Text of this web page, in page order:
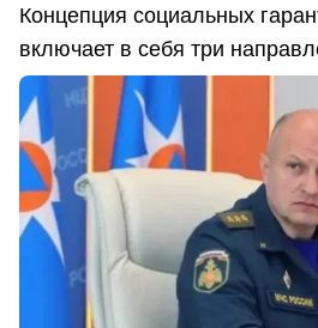
Концепция социальных
включает в себя три